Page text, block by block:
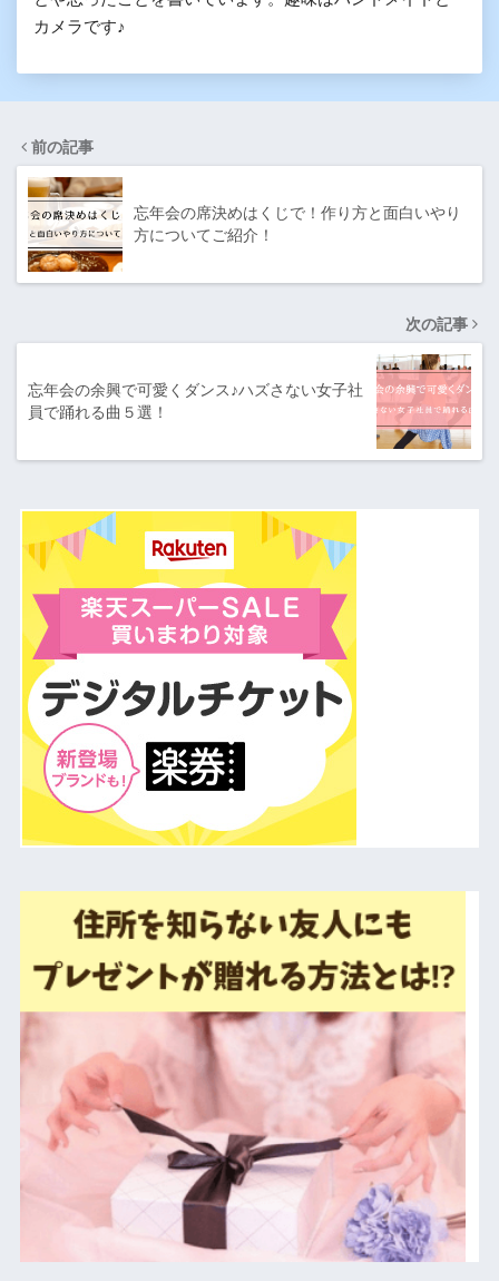
カメラです♪
前の記事
忘年会の席決めはくじで！作り方と面白いやり
方についてご紹介！
次の記事
忘年会の余興で可愛くダンス♪ハズさない女子社
員で踊れる曲５選！